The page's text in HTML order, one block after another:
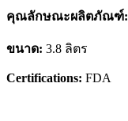
คุณลักษณะผลิตภัณฑ์:
ขนาด: 3.8 ลิตร
Certifications: FDA